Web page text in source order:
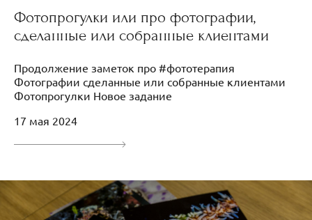
Фотопрогулки или про фотографии,
сделанные или собранные клиентами
Продолжение заметок про #фототерапия
Фотографии сделанные или собранные клиентами
Фотопрогулки Новое задание
17 мая 2024